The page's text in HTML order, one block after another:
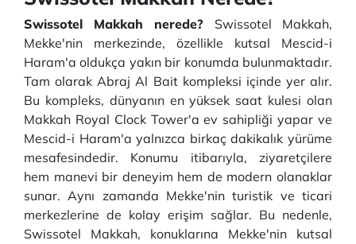
Swissotel Makkah nerede? Swissotel Makkah,
Mekke'nin merkezinde, özellikle kutsal Mescid-i
Haram'a oldukça yakın bir konumda bulunmaktadır.
Tam olarak Abraj Al Bait kompleksi içinde yer alır.
Bu kompleks, dünyanın en yüksek saat kulesi olan
Makkah Royal Clock Tower'a ev sahipliği yapar ve
Mescid-i Haram'a yalnızca birkaç dakikalık yürüme
mesafesindedir. Konumu itibarıyla, ziyaretçilere
hem manevi bir deneyim hem de modern olanaklar
sunar. Aynı zamanda Mekke'nin turistik ve ticari
merkezlerine de kolay erişim sağlar. Bu nedenle,
Swissotel Makkah, konuklarına Mekke'nin kutsal